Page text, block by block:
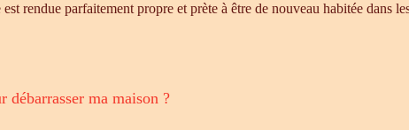
rendue parfaitement propre et prète à être de nouveau habitée dans
débarrasser ma maison ?